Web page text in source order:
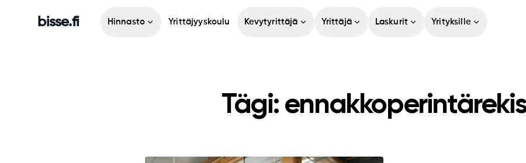
bisse.fi Hinnasto Yrittäjyyskoulu Kevytyrittäjä Yrittäjä Laskurit Yrityksille
Tägi: